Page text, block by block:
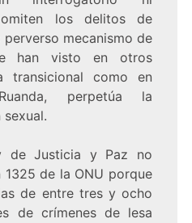
los delitos de
mecanismo de
han visto en otros
transicional como en
perpetúa la
de Justicia y Paz no
1325 de la ONU porque
de entre tres y ocho
de crímenes de lesa